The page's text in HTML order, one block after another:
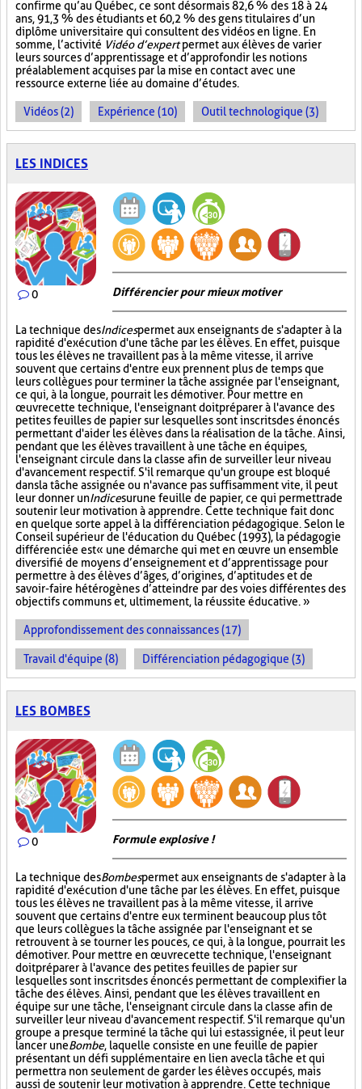
confirme qu’au Québec, ce sont désormais 82,6 % des 18 à 24
ans, 91,3 % des étudiants et 60,2 % des gens titulaires d’un
diplôme universitaire qui consultent des vidéos en ligne. En
somme, l’activité Vidéo d’expertpermet aux élèves de varier
leurs sources d’apprentissage et d’approfondir les notions
préalablement acquises par la mise en contact avec une
ressource externe liée au domaine d’études.
Vidéos (2) Expérience (10) Outil technologique (3)
LES INDICES
0 Différencier pour mieux motiver
La technique desIndicespermet aux enseignants de s'adapter à la
rapidité d'exécution d'une tâche par les élèves. En effet, puisque
tous les élèves ne travaillent pas à la même vitesse, il arrive
souvent que certains d'entre eux prennent plus de temps que
leurs collègues pour terminer la tâche assignée par l'enseignant,
ce qui, à la longue, pourrait les démotiver. Pour mettre en
œuvre cette technique, l'enseignant doit préparer à l'avance des
petites feuilles de papier sur lesquelles sont inscrits des énoncés
permettant d'aider les élèves dans la réalisation de la tâche. Ainsi,
pendant que les élèves travaillent à une tâche en équipes,
l'enseignant circule dans la classe afin de surveiller leur niveau
d'avancement respectif. S'il remarque qu'un groupe est bloqué
dans la tâche assignée ou n'avance pas suffisamment vite, il peut
leur donner unIndicesurune feuille de papier, ce qui permettra de
soutenir leur motivation à apprendre. Cette technique fait donc
en quelque sorte appel à la différenciation pédagogique. Selon le
Conseil supérieur de l'éducation du Québec (1993), la pédagogie
différenciée est « une démarche qui met en œuvre un ensemble
diversifié de moyens d’enseignement et d’apprentissage pour
permettre à des élèves d’âges, d’origines, d’aptitudes et de
savoir-faire hétérogènes d’atteindre par des voies différentes des
objectifs communs et, ultimement, la réussite éducative. »
Approfondissement des connaissances (17)
Travail d'équipe (8) Différenciation pédagogique (3)
LES BOMBES
0 Formule explosive !
La technique desBombespermet aux enseignants de s'adapter à la
rapidité d'exécution d'une tâche par les élèves. En effet, puisque
tous les élèves ne travaillent pas à la même vitesse, il arrive
souvent que certains d'entre eux terminent beaucoup plus tôt
que leurs collègues la tâche assignée par l'enseignant et se
retrouvent à se tourner les pouces, ce qui, à la longue, pourrait les
démotiver. Pour mettre en œuvre cette technique, l'enseignant
doit préparer à l'avance des petites feuilles de papier sur
lesquelles sont inscrits des énoncés permettant de complexifier la
tâche des élèves. Ainsi, pendant que les élèves travaillent en
équipe sur une tâche, l'enseignant circule dans la classe afin de
surveiller leur niveau d'avancement respectif. S'il remarque qu'un
groupe a presque terminé la tâche qui lui est assignée, il peut leur
lancer uneBombe, laquelle consiste en une feuille de papier
présentant un défi supplémentaire en lien avec la tâche et qui
permettra non seulement de garder les élèves occupés, mais
aussi de soutenir leur motivation à apprendre. Cette technique